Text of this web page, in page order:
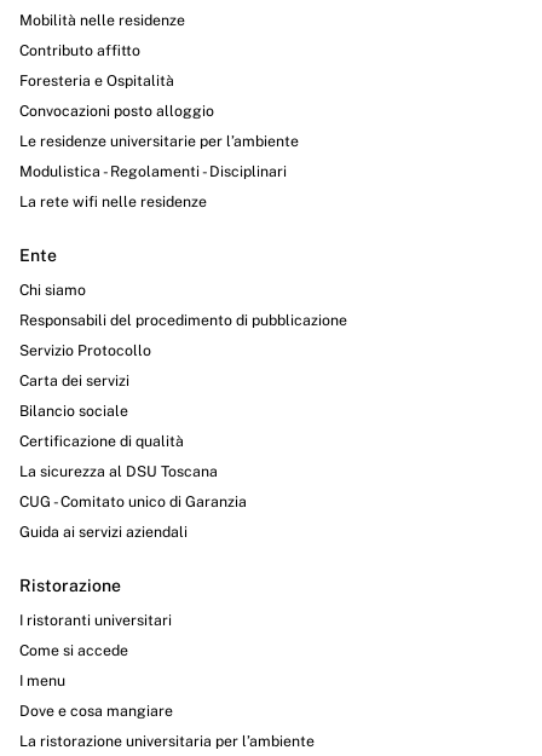
Mobilità nelle residenze
Contributo affitto
Foresteria e Ospitalità
Convocazioni posto alloggio
Le residenze universitarie per l’ambiente
Modulistica - Regolamenti - Disciplinari
La rete wifi nelle residenze
Ente
Chi siamo
Responsabili del procedimento di pubblicazione
Servizio Protocollo
Carta dei servizi
Bilancio sociale
Certificazione di qualità
La sicurezza al DSU Toscana
CUG - Comitato unico di Garanzia
Guida ai servizi aziendali
Ristorazione
I ristoranti universitari
Come si accede
I menu
Dove e cosa mangiare
La ristorazione universitaria per l’ambiente